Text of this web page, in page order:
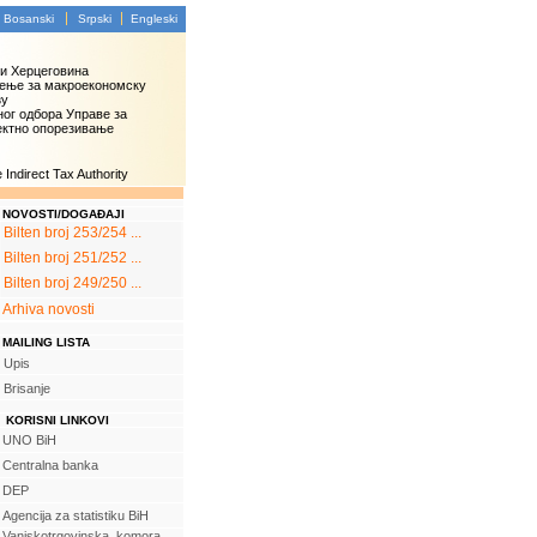
Bosanski Srpski Engleski
Херцеговина
за макроекономску
одбора Управе за
опорезивање
Tax Authority
NOVOSTI/DOGAĐAJI
Bilten broj 253/254 ...
Bilten broj 251/252 ...
Bilten broj 249/250 ...
Arhiva novosti
MAILING LISTA
Upis
Brisanje
KORISNI LINKOVI
UNO BiH
Centralna banka
DEP
Agencija za statistiku BiH